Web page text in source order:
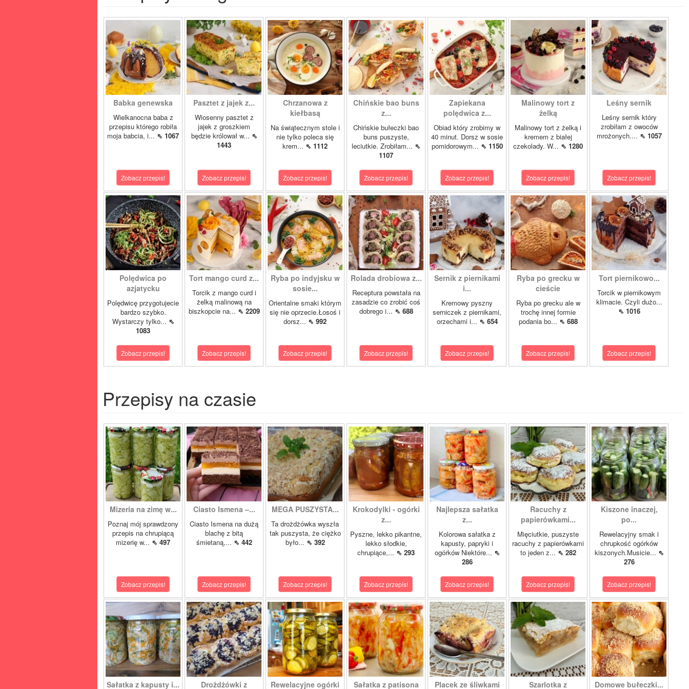
Babka genewska
Wielkanocna baba z
przepisu którego robiła
moja babcia, i... ⇖ 1067
Zobacz przepis!
Pasztet z jajek z...
Wiosenny pasztet z
jajek z groszkiem
będzie królował w... ⇖
1443
Zobacz przepis!
Chrzanowa z
kiełbasą
Na świątecznym stole i
nie tylko poleca się
krem... ⇖ 1112
Zobacz przepis!
Chińskie bao buns
z...
Chińskie bułeczki bao
buns puszyste,
leciutkie. Zrobiłam... ⇖
1107
Zobacz przepis!
Zapiekana
polędwica z...
Obiad który zrobimy w
40 minut. Dorsz w sosie
pomidorowym... ⇖ 1150
Zobacz przepis!
Malinowy tort z
żelką
Malinowy tort z żelką i
kremem z białej
czekolady. W... ⇖ 1280
Zobacz przepis!
Leśny sernik
Leśny sernik który
zrobiłam z owoców
mrożonych.... ⇖ 1057
Zobacz przepis!
Polędwica po
azjatycku
Polędwicę przygotujecie
bardzo szybko.
Wystarczy tylko... ⇖
1083
Zobacz przepis!
Tort mango curd z...
Torcik z mango curd i
żelką malinową na
biszkopcie na... ⇖ 2209
Zobacz przepis!
Ryba po indyjsku w
sosie...
Orientalne smaki którym
się nie oprzecie.Łosoś i
dorsz... ⇖ 992
Zobacz przepis!
Rolada drobiowa z...
Receptura powstała na
zasadzie co zrobić coś
dobrego i... ⇖ 688
Zobacz przepis!
Sernik z piernikami
i...
Kremowy pyszny
serniczek z piernikami,
orzechami i... ⇖ 654
Zobacz przepis!
Ryba po grecku w
cieście
Ryba po grecku ale w
trochę innej formie
podania bo... ⇖ 688
Zobacz przepis!
Tort piernikowo...
Torcik w piernikowym
klimacie. Czyli dużo...
⇖ 1016
Zobacz przepis!
Przepisy na czasie
Mizeria na zimę w...
Poznaj mój sprawdzony
przepis na chrupiącą
mizerię w... ⇖ 497
Zobacz przepis!
Ciasto Ismena –...
Ciasto Ismena na dużą
blachę z bitą
śmietaną,... ⇖ 442
Zobacz przepis!
MEGA PUSZYSTA...
Ta drożdżówka wyszła
tak puszysta, że ciężko
było... ⇖ 392
Zobacz przepis!
Krokodylki - ogórki
z...
Pyszne, lekko pikantne,
lekko słodkie,
chrupiące,... ⇖ 293
Zobacz przepis!
Najlepsza sałatka
z...
Kolorowa sałatka z
kapusty, papryki i
ogórków Niektóre... ⇖
286
Zobacz przepis!
Racuchy z
papierówkami...
Mięciutkie, puszyste
racuchy z papierówkami
to jeden z... ⇖ 282
Zobacz przepis!
Kiszone inaczej,
po...
Rewelacyjny smak i
chrupkość ogórków
kiszonych.Musicie... ⇖
276
Zobacz przepis!
Sałatka z kapusty i... Drożdżówki z Rewelacyjne ogórki Sałatka z patisona Placek ze śliwkami Szarlotka z Domowe bułeczki...